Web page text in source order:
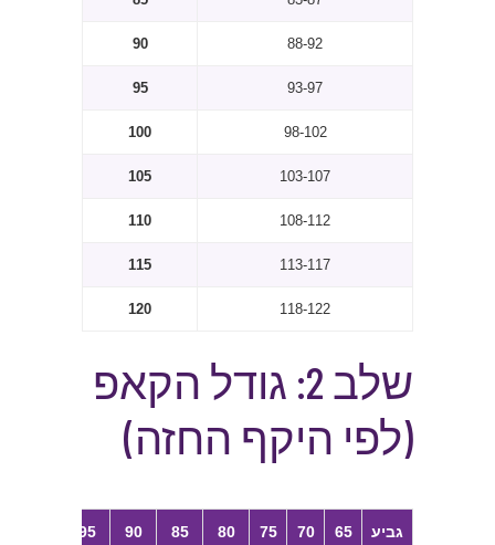
88-92
90
93-97
95
98-102
100
103-107
105
108-112
110
113-117
115
118-122
120
שלב 2: גודל הקאפ
(לפי היקף החזה)
גביע 65
70
75
80
85
90
95